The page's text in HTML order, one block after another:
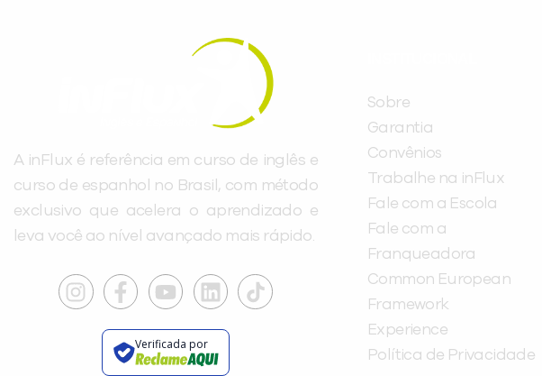
A inFlux é referência em curso de inglês e
curso de espanhol no Brasil, com método
exclusivo que acelera o aprendizado e
leva você ao nível avançado mais rápido.
Verificada por
Sobre
Garantia
Convênios
Trabalhe na inFlux
Fale com a Escola
Fale com a
Franqueadora
Common European
Framework
Experience
Política de Privacidade